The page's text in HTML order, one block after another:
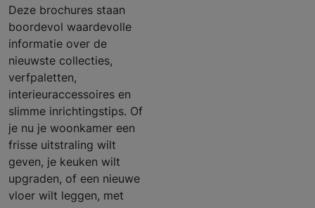
Deze brochures staan
boordevol waardevolle
informatie over de
nieuwste collecties,
verfpaletten,
interieuraccessoires en
slimme inrichtingstips. Of
je nu je woonkamer een
frisse uitstraling wilt
geven, je keuken wilt
upgraden, of een nieuwe
vloer wilt leggen, met